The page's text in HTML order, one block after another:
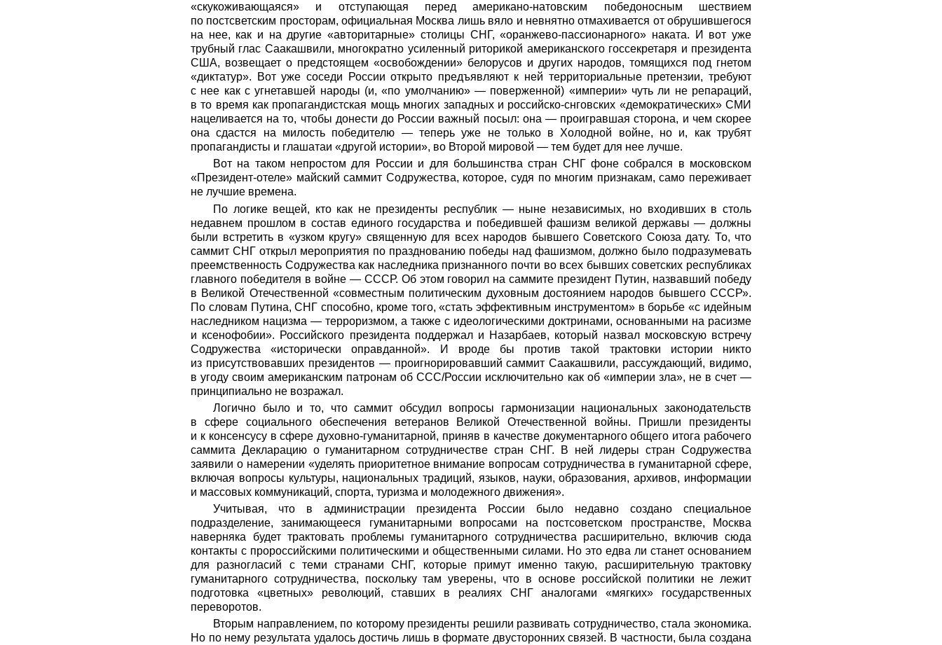
«скукоживающаяся» и отступающая перед американо-натовским победоносным шествием
по постсветским просторам, официальная Москва лишь вяло и невнятно отмахивается от обрушившегося
на нее, как и на другие «авторитарные» столицы СНГ, «оранжево-пассионарного» наката. И вот уже
трубный глас Саакашвили, многократно усиленный риторикой американского госсекретаря и президента
США, возвещает о предстоящем «освобождении» белорусов и других народов, томящихся под гнетом
«диктатур». Вот уже соседи России открыто предъявляют к ней территориальные претензии, требуют
с нее как с угнетавшей народы (и, «по умолчанию» — поверженной) «империи» чуть ли не репараций,
в то время как пропагандистская мощь многих западных и российско-снговских «демократических» СМИ
нацеливается на то, чтобы донести до России важный посыл: она — проигравшая сторона, и чем скорее
она сдастся на милость победителю — теперь уже не только в Холодной войне, но и, как трубят
пропагандисты и глашатаи «другой истории», во Второй мировой — тем будет для нее лучше.
Вот на таком непростом для России и для большинства стран СНГ фоне собрался в московском
«Президент-отеле» майский саммит Содружества, которое, судя по многим признакам, само переживает
не лучшие времена.
По логике вещей, кто как не президенты республик — ныне независимых, но входивших в столь
недавнем прошлом в состав единого государства и победившей фашизм великой державы — должны
были встретить в «узком кругу» священную для всех народов бывшего Советского Союза дату. То, что
саммит СНГ открыл мероприятия по празднованию победы над фашизмом, должно было подразумевать
преемственность Содружества как наследника признанного почти во всех бывших советских республиках
главного победителя в войне — СССР. Об этом говорил на саммите президент Путин, назвавший победу
в Великой Отечественной «совместным политическим духовным достоянием народов бывшего СССР».
По словам Путина, СНГ способно, кроме того, «стать эффективным инструментом» в борьбе «с идейным
наследником нацизма — терроризмом, а также с идеологическими доктринами, основанными на расизме
и ксенофобии». Российского президента поддержал и Назарбаев, который назвал московскую встречу
Содружества «исторически оправданной». И вроде бы против такой трактовки истории никто
из присутствовавших президентов — проигнорировавший саммит Саакашвили, рассуждающий, видимо,
в угоду своим американским патронам об ССС/России исключительно как об «империи зла», не в счет —
принципиально не возражал.
Логично было и то, что саммит обсудил вопросы гармонизации национальных законодательств
в сфере социального обеспечения ветеранов Великой Отечественной войны. Пришли президенты
и к консенсусу в сфере духовно-гуманитарной, приняв в качестве документарного общего итога рабочего
саммита Декларацию о гуманитарном сотрудничестве стран СНГ. В ней лидеры стран Содружества
заявили о намерении «уделять приоритетное внимание вопросам сотрудничества в гуманитарной сфере,
включая вопросы культуры, национальных традиций, языков, науки, образования, архивов, информации
и массовых коммуникаций, спорта, туризма и молодежного движения».
Учитывая, что в администрации президента России было недавно создано специальное
подразделение, занимающееся гуманитарными вопросами на постсоветском пространстве, Москва
наверняка будет трактовать проблемы гуманитарного сотрудничества расширительно, включив сюда
контакты с пророссийскими политическими и общественными силами. Но это едва ли станет основанием
для разногласий с теми странами СНГ, которые примут именно такую, расширительную трактовку
гуманитарного сотрудничества, поскольку там уверены, что в основе российской политики не лежит
подготовка «цветных» революций, ставших в реалиях СНГ аналогами «мягких» государственных
переворотов.
Вторым направлением, по которому президенты решили развивать сотрудничество, стала экономика.
Но по нему результата удалось достичь лишь в формате двусторонних связей. В частности, была создана